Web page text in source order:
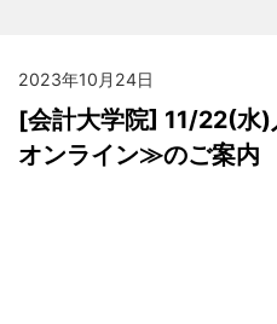
2023年10月24日
[会計大学院] 11/22(水
オンライン≫のご案内